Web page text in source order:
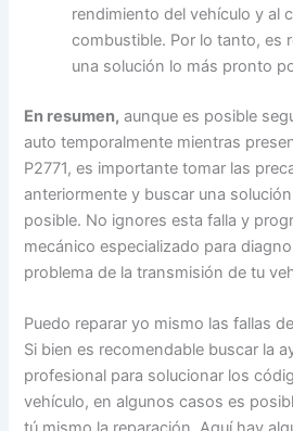
rendimiento del vehículo y al
combustible. Por lo tanto, es
una solución lo más pronto
En resumen, aunque es posible
auto temporalmente mientras
P2771, es importante tomar las
anteriormente y buscar una
posible. No ignores esta falla y
mecánico especializado para
problema de la transmisión de tu
Puedo reparar yo mismo las fallas
Si bien es recomendable buscar la
profesional para solucionar los
vehículo, en algunos casos es